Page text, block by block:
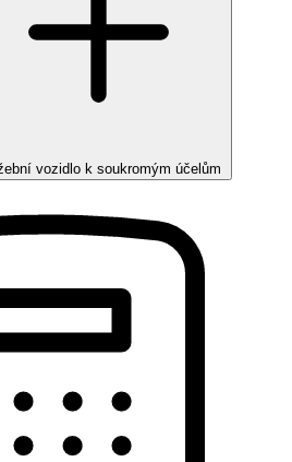
vozidlo k soukromým účelům